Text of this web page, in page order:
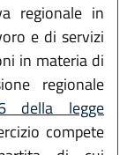
regionale in
e di servizi
in materia di
regionale
della legge
compete